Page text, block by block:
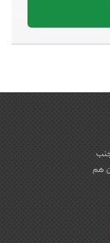
هم